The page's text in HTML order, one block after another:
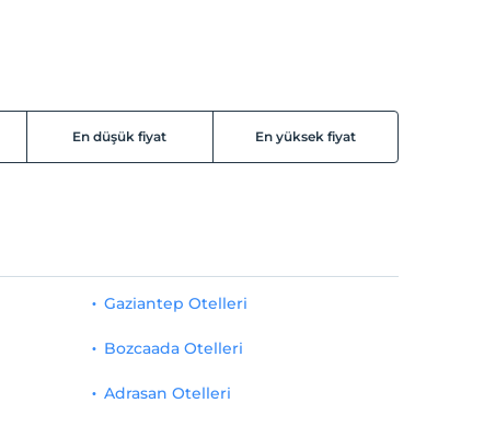
En düşük fiyat En yüksek fiyat
Gaziantep Otelleri
Bozcaada Otelleri
Adrasan Otelleri